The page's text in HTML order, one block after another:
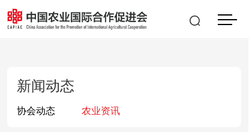
新闻动态
协会动态 农业资讯